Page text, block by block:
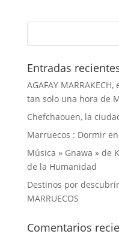
Entradas
AGAFAY
tan solo una hora de
Chefchaouen, la
Marruecos : Dormir
Música » Gnawa » de
de la Humanidad
Destinos por descubrir:
MARRUECOS
Comentarios